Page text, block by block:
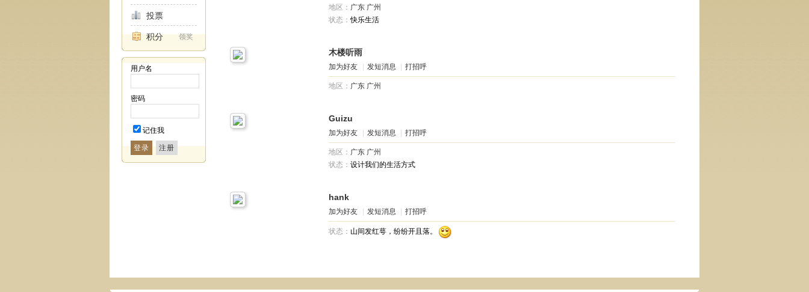
投票
积分 领奖
用户名
密码
记住我
登录
地区： 广东 广州
状态：快乐生活
木楼听雨
加为好友 发短消息 打招呼
地区： 广东 广州
Guizu
加为好友 发短消息 打招呼
地区： 广东 广州
状态： 设计我们的生活方式
hank
加为好友 发短消息 打招呼
状态： 山间发红萼，纷纷开且落。